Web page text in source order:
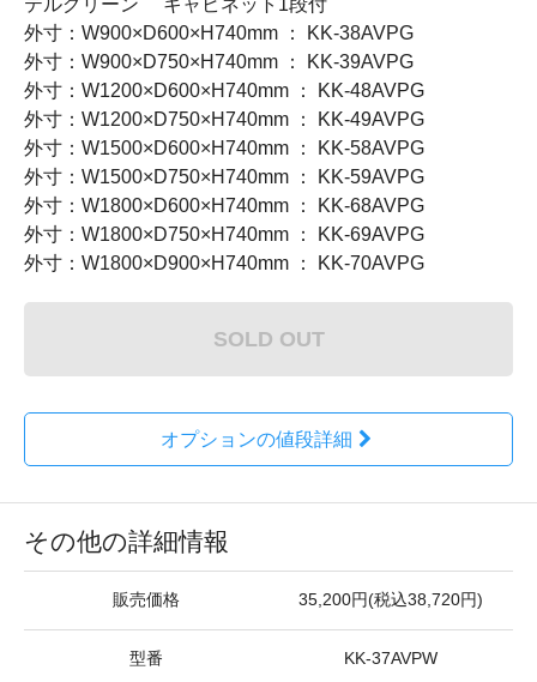
テルグリーン キャビネット1段付
外寸：W900×D600×H740mm ： KK-38AVPG
外寸：W900×D750×H740mm ： KK-39AVPG
外寸：W1200×D600×H740mm ： KK-48AVPG
外寸：W1200×D750×H740mm ： KK-49AVPG
外寸：W1500×D600×H740mm ： KK-58AVPG
外寸：W1500×D750×H740mm ： KK-59AVPG
外寸：W1800×D600×H740mm ： KK-68AVPG
外寸：W1800×D750×H740mm ： KK-69AVPG
外寸：W1800×D900×H740mm ： KK-70AVPG
SOLD OUT
オプションの値段詳細
その他の詳細情報
販売価格 35,200円(税込38,720円)
型番 KK-37AVPW